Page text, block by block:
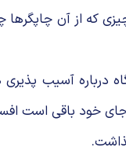
كه از آن
درباره آسیب
خود باقی است افسر